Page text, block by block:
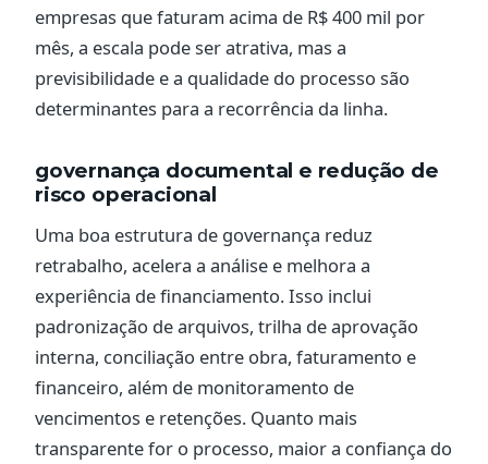
empresas que faturam acima de R$ 400 mil por
mês, a escala pode ser atrativa, mas a
previsibilidade e a qualidade do processo são
determinantes para a recorrência da linha.
governança documental e redução de
risco operacional
Uma boa estrutura de governança reduz
retrabalho, acelera a análise e melhora a
experiência de financiamento. Isso inclui
padronização de arquivos, trilha de aprovação
interna, conciliação entre obra, faturamento e
financeiro, além de monitoramento de
vencimentos e retenções. Quanto mais
transparente for o processo, maior a confiança do